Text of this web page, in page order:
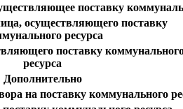
поставку
осуществляющего поставку
ресурса
поставку
ресурса
Дополнительно
на поставку коммунального